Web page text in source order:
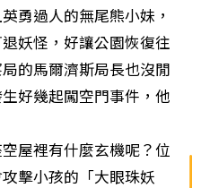
過人的無尾熊小妹，
妖怪，好讓公園恢復往
的馬爾濟斯局長也沒閒
好幾起闖空門事件，他
屋裡有什麼玄機呢？位
擊小孩的「大眼珠妖